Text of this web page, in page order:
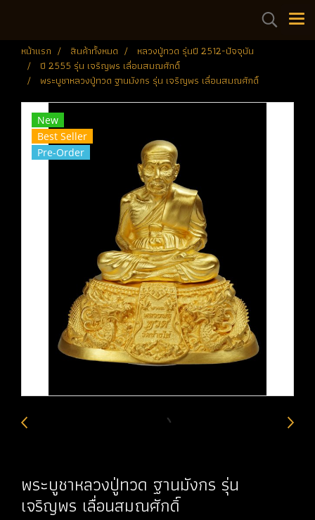
หน้าแรก สินค้าทั้งหมด
หลวงปู่ทวด รุ่นปี 2512-ปัจจุบัน
ปี 2555 รุ่น เจริญพร เลื่อนสมณศักดิ์
พระบูชาหลวงปู่ทวด ฐานมังกร รุ่น เจริญพร เลื่อนสมณศักดิ์
New
Best Seller
Pre-Order
พระบูชาหลวงปู่ทวด ฐานมังกร รุ่น
เจริญพร เลื่อนสมณศักดิ์